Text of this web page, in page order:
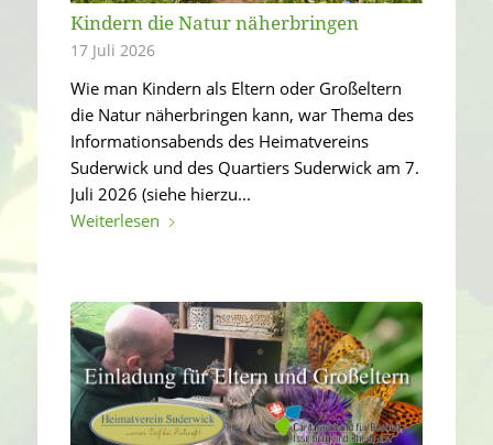
Kindern die Natur näherbringen
17 Juli 2026
Wie man Kindern als Eltern oder Großeltern
die Natur näherbringen kann, war Thema des
Informationsabends des Heimatvereins
Suderwick und des Quartiers Suderwick am 7.
Juli 2026 (siehe hierzu...
Weiterlesen